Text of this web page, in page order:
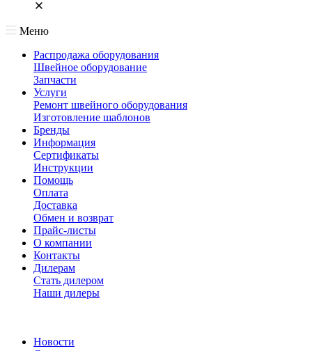
Меню
Распродажа оборудования
Швейное оборудование
Запчасти
Услуги
Ремонт швейного оборудования
Изготовление шаблонов
Бренды
Информация
Сертификаты
Инструкции
Помощь
Оплата
Доставка
Обмен и возврат
Прайс-листы
О компании
Контакты
Дилерам
Стать дилером
Наши дилеры
Новости